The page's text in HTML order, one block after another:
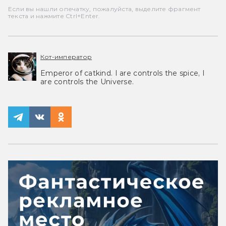
Если вы нашли опечатку, пожалуйста, выделите фрагмент
текста и нажмите Ctrl+Enter.
Кот-император
Emperor of catkind. I are controls the spice, I
are controls the Universe.